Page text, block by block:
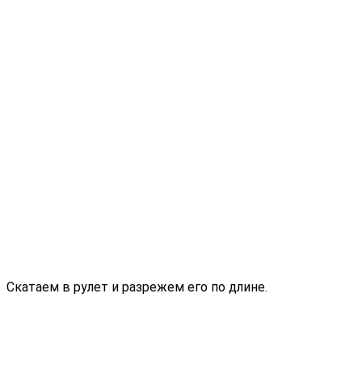
Скатаем в рулет и разрежем его по длине.